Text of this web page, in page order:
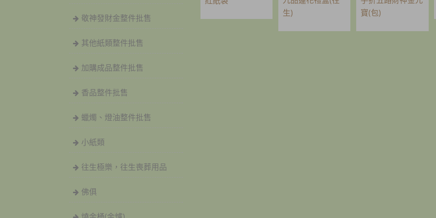
敬神發財金整件批售
其他紙類整件批售
加購成品整件批售
香品整件批售
蠟燭、燈油整件批售
小紙類
往生極樂，往生喪葬用品
佛俱
生)
寶(包)